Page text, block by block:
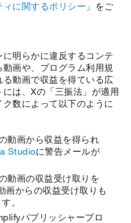
に関するポリシー 」をご
に明らかに違反するコンテ
画や、プログラム利用規
動画で収益を得ている広
は、Xの「三振法」が適用
数によって以下のように
動画から収益を得られ
Studioに警告メールが
動画の収益受け取りを
画からの収益受け取りも
。
パブリッシャープロ